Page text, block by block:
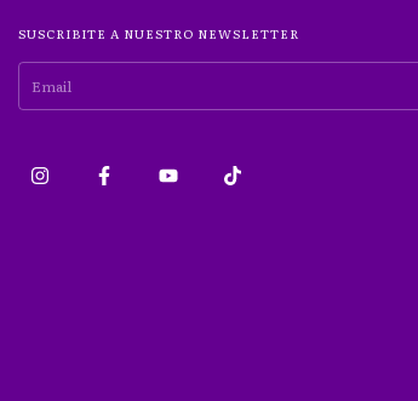
SUSCRIBITE A NUESTRO NEWSLETTER